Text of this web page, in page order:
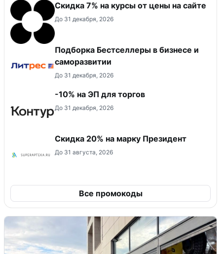
Скидка 7% на курсы от цены на сайте
До 31 декабря, 2026
Подборка Бестселлеры в бизнесе и
саморазвитии
До 31 декабря, 2026
-10% на ЭП для торгов
До 31 декабря, 2026
Скидка 20% на марку Президент
До 31 августа, 2026
Все промокоды